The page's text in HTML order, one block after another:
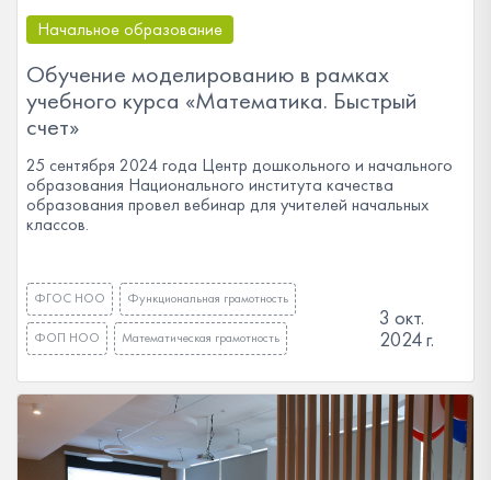
Начальное образование
Обучение моделированию в рамках
учебного курса «Математика. Быстрый
счет»
25 сентября 2024 года Центр дошкольного и начального
образования Национального института качества
образования провел вебинар для учителей начальных
классов.
ФГОС НОО Функциональная грамотность
ФОП НОО Математическая грамотность
3 окт.
2024 г.